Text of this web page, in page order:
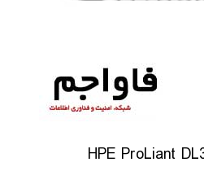
HPE ProLiant